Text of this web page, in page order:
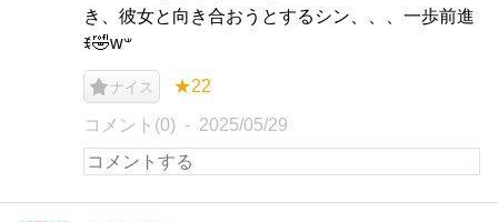
き、彼女と向き合おうとするシン、、、一歩前進
ꉂ🤣w‪𐤔
ナイス ★22
コメント(0) 2025/05/29